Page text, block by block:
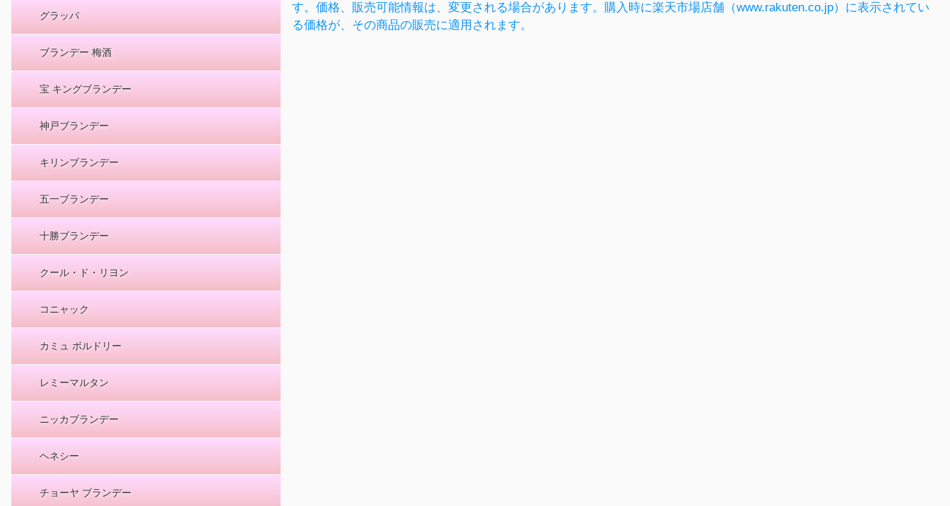
す。価格、販売可能情報は、変更される場合があります。購入時に楽天市場店舗（www.rakuten.co.jp）に表示されてい
る価格が、その商品の販売に適用されます。
グラッパ
ブランデー 梅酒
宝 キングブランデー
神戸ブランデー
キリンブランデー
五一ブランデー
十勝ブランデー
クール・ド・リヨン
コニャック
カミュ ボルドリー
レミーマルタン
ニッカブランデー
ヘネシー
チョーヤ ブランデー